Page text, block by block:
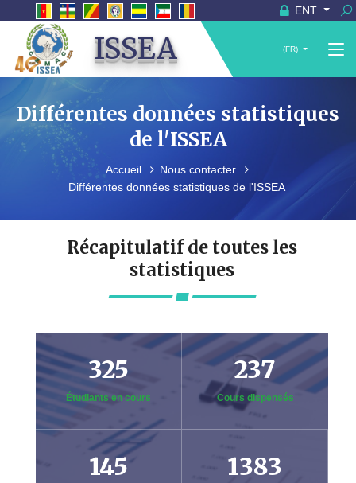
ENT
ISSEA (FR)
Différentes données statistiques
de l'ISSEA
Accueil
Nous contacter
Différentes données statistiques de l'ISSEA
Récapitulatif de toutes les
statistiques
325
Étudiants en cours
237
Cours dispensés
145 1383